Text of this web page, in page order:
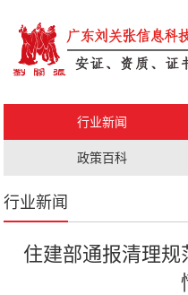
施工资质
科创政策
人才证书
行业新闻
政策百科
行业新闻
住建部通报清理